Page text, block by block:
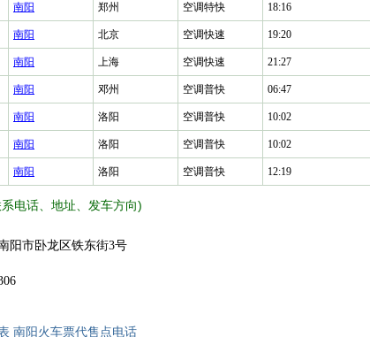
南阳 郑州 空调特快 18:16
南阳 北京 空调快速 19:20
南阳 上海 空调快速 21:27
南阳 邓州 空调普快 06:47
南阳 洛阳 空调普快 10:02
南阳 洛阳 空调普快 10:02
南阳 洛阳 空调普快 12:19
电话、地址、发车方向)
阳市卧龙区铁东街3号
南阳火车票代售点电话